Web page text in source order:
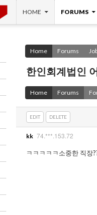
SKIP TO CONTENT
HOME FORUMS
Home Forums
한인회계법인
Home Forums
EDIT DELETE
kk 74.***.153.72
ㅋㅋㅋㅋㅋ소중한 직장